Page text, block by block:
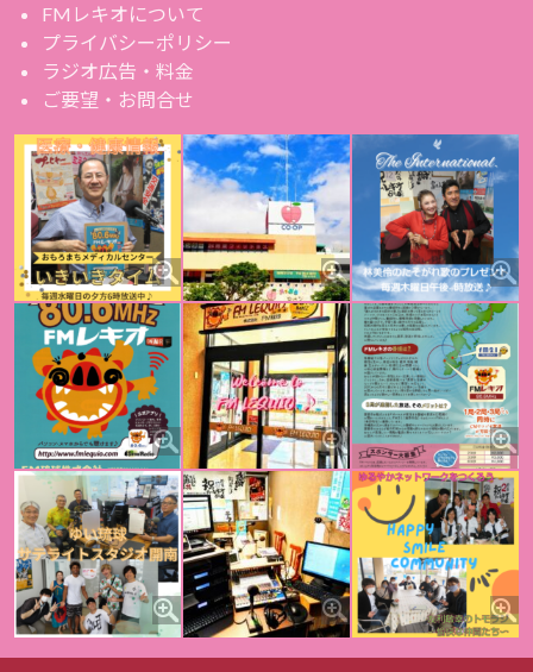
FMレキオについて
プライバシーポリシー
ラジオ広告・料金
ご要望・お問合せ